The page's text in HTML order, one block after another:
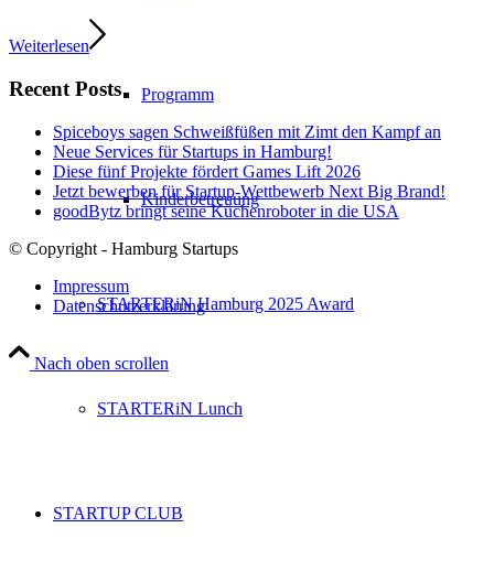
Programm
Kinderbetreuung
STARTERiN Hamburg 2025 Award
STARTERiN Lunch
STARTUP CLUB
Weiterlesen
Recent Posts
Spiceboys sagen Schweißfüßen mit Zimt den Kampf an
Neue Services für Startups in Hamburg!
Diese fünf Projekte fördert Games Lift 2026
Jetzt bewerben für Startup-Wettbewerb Next Big Brand!
goodBytz bringt seine Küchenroboter in die USA
© Copyright - Hamburg Startups
Impressum
Datenschutzerklärung
Nach oben scrollen